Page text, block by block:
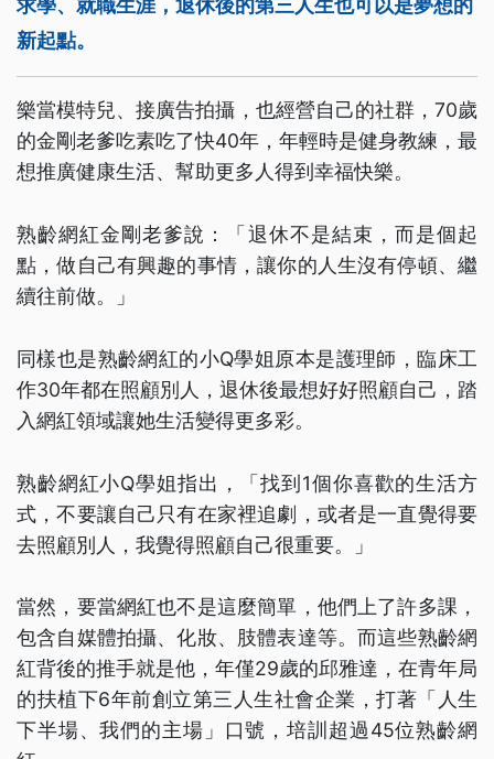
求學、就職生涯，退休後的第三人生也可以是夢想的
新起點。
樂當模特兒、接廣告拍攝，也經營自己的社群，70歲
的金剛老爹吃素吃了快40年，年輕時是健身教練，最
想推廣健康生活、幫助更多人得到幸福快樂。
熟齡網紅金剛老爹說：「退休不是結束，而是個起
點，做自己有興趣的事情，讓你的人生沒有停頓、繼
續往前做。」
同樣也是熟齡網紅的小Q學姐原本是護理師，臨床工
作30年都在照顧別人，退休後最想好好照顧自己，踏
入網紅領域讓她生活變得更多彩。
熟齡網紅小Q學姐指出，「找到1個你喜歡的生活方
式，不要讓自己只有在家裡追劇，或者是一直覺得要
去照顧別人，我覺得照顧自己很重要。」
當然，要當網紅也不是這麼簡單，他們上了許多課，
包含自媒體拍攝、化妝、肢體表達等。而這些熟齡網
紅背後的推手就是他，年僅29歲的邱雅達，在青年局
的扶植下6年前創立第三人生社會企業，打著「人生
下半場、我們的主場」口號，培訓超過45位熟齡網